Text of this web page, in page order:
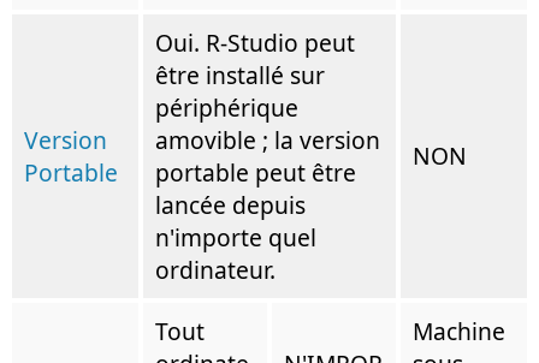
Version
Portable
Oui. R-Studio peut
être installé sur
périphérique
amovible ; la version
portable peut être
lancée depuis
n'importe quel
ordinateur.
NON
Tout
Machine